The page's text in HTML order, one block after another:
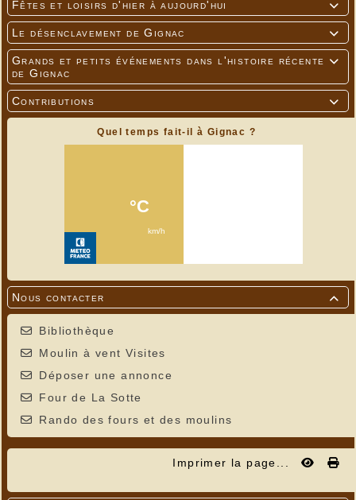

Fêtes et loisirs d'hier à aujourd'hui

Le désenclavement de Gignac

Grands et petits événements dans l'histoire récente
de Gignac

Contributions
Quel temps fait-il à Gignac ?

Nous contacter
Bibliothèque
Moulin à vent Visites
Déposer une annonce
Four de La Sotte
Rando des fours et des moulins
Imprimer la page...